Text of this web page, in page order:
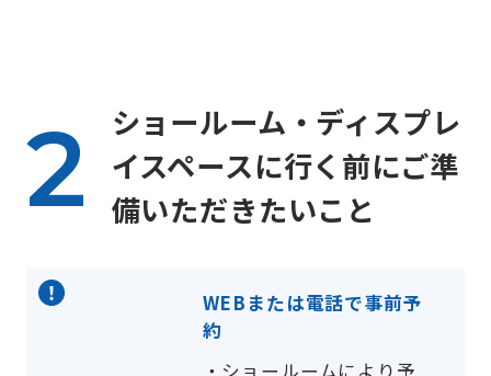
ショールーム・ディスプレ
イスペースに行く前にご準
備いただきたいこと
WEBまたは電話で事前予
約